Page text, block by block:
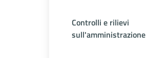
Controlli e rilievi
sull'amministrazione